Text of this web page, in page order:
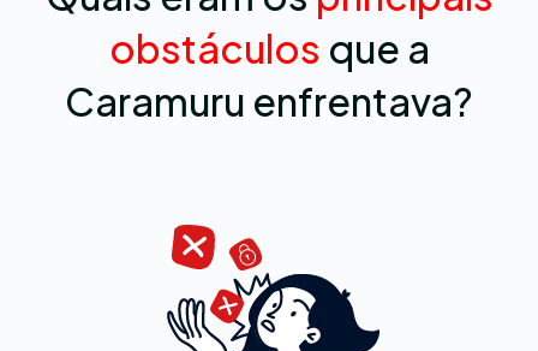
obstáculos que a
Caramuru enfrentava?